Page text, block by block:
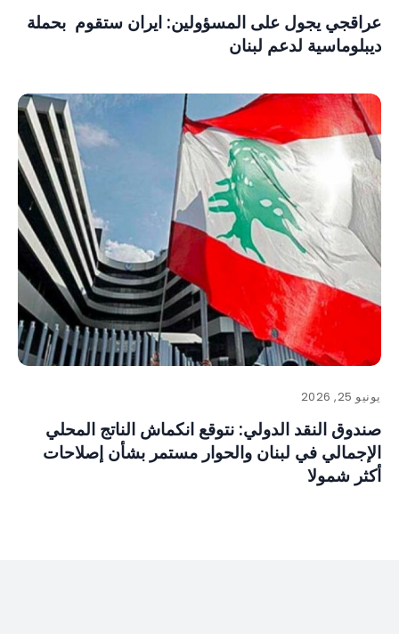
عراقجي يجول على المسؤولين: ايران ستقوم بحملة
ديبلوماسية لدعم لبنان
يونيو 25, 2026
صندوق النقد الدولي: نتوقع انكماش الناتج المحلي
الإجمالي في لبنان والحوار مستمر بشأن إصلاحات
أكثر شمولا